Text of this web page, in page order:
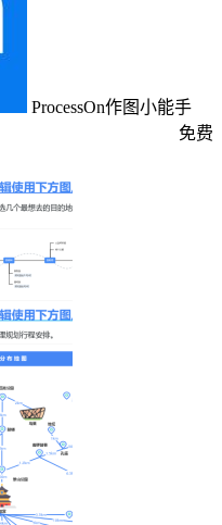
ProcessOn作图小能手
免费